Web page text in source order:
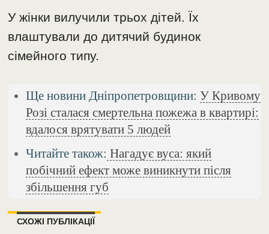
У жінки вилучили трьох дітей. Їх
влаштували до дитячий будинок
сімейного типу.
Ще новини Дніпропетровщини:У Кривому
Розі сталася смертельна пожежа в квартирі:
вдалося врятувати 5 людей
Читайте також: Нагадує вуса: який
побічний ефект може виникнути після
збільшення губ
СХОЖІ ПУБЛІКАЦІЇ